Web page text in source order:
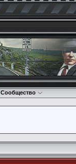
Сообщество